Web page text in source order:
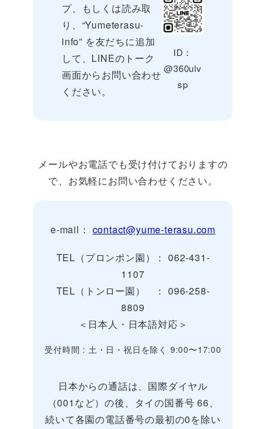
プ、もしくは読み取
り、“Yumeterasu-
info” を友だちに追加
して、LINEのトーク
画面からお問い合わせ
ください。
ID：
@360ulv
sp
メールやお電話でも受け付けておりますの
で、お気軽にお問い合わせください。
e-mail： contact@yume-terasu.com
TEL（プロンポン園）： 062-431-
1107
TEL（トンロー園） ： 096-258-
8809
＜日本人・日本語対応＞
受付時間 : 土・日・祝日を除く 9:00〜17:00
日本からの通話は、国際ダイヤル
（001など）の後、タイの国番号 66、
続いて各園の電話番号の最初の0を除い